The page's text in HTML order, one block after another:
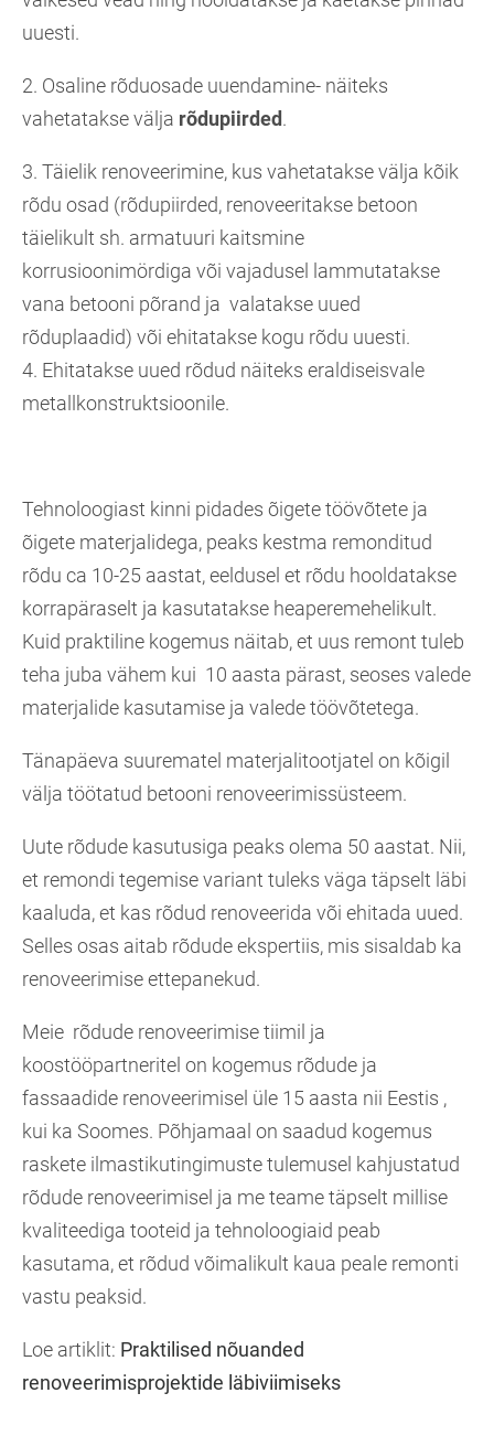
uuesti.
2. Osaline rõduosade uuendamine- näiteks
vahetatakse välja rõdupiirded.
3. Täielik renoveerimine, kus vahetatakse välja kõik
rõdu osad (rõdupiirded, renoveeritakse betoon
täielikult sh. armatuuri kaitsmine
korrusioonimördiga või vajadusel lammutatakse
vana betooni põrand ja valatakse uued
rõduplaadid) või ehitatakse kogu rõdu uuesti.
4. Ehitatakse uued rõdud näiteks eraldiseisvale
metallkonstruktsioonile.
Tehnoloogiast kinni pidades õigete töövõtete ja
õigete materjalidega, peaks kestma remonditud
rõdu ca 10-25 aastat, eeldusel et rõdu hooldatakse
korrapäraselt ja kasutatakse heaperemehelikult.
Kuid praktiline kogemus näitab, et uus remont tuleb
teha juba vähem kui 10 aasta pärast, seoses valede
materjalide kasutamise ja valede töövõtetega.
Tänapäeva suurematel materjalitootjatel on kõigil
välja töötatud betooni renoveerimissüsteem.
Uute rõdude kasutusiga peaks olema 50 aastat. Nii,
et remondi tegemise variant tuleks väga täpselt läbi
kaaluda, et kas rõdud renoveerida või ehitada uued.
Selles osas aitab rõdude ekspertiis, mis sisaldab ka
renoveerimise ettepanekud.
Meie rõdude renoveerimise tiimil ja
koostööpartneritel on kogemus rõdude ja
fassaadide renoveerimisel üle 15 aasta nii Eestis ,
kui ka Soomes. Põhjamaal on saadud kogemus
raskete ilmastikutingimuste tulemusel kahjustatud
rõdude renoveerimisel ja me teame täpselt millise
kvaliteediga tooteid ja tehnoloogiaid peab
kasutama, et rõdud võimalikult kaua peale remonti
vastu peaksid.
Loe artiklit: Praktilised nõuanded
renoveerimisprojektide läbiviimiseks